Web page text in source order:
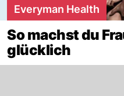
Everyman Health
So machst du
glücklich